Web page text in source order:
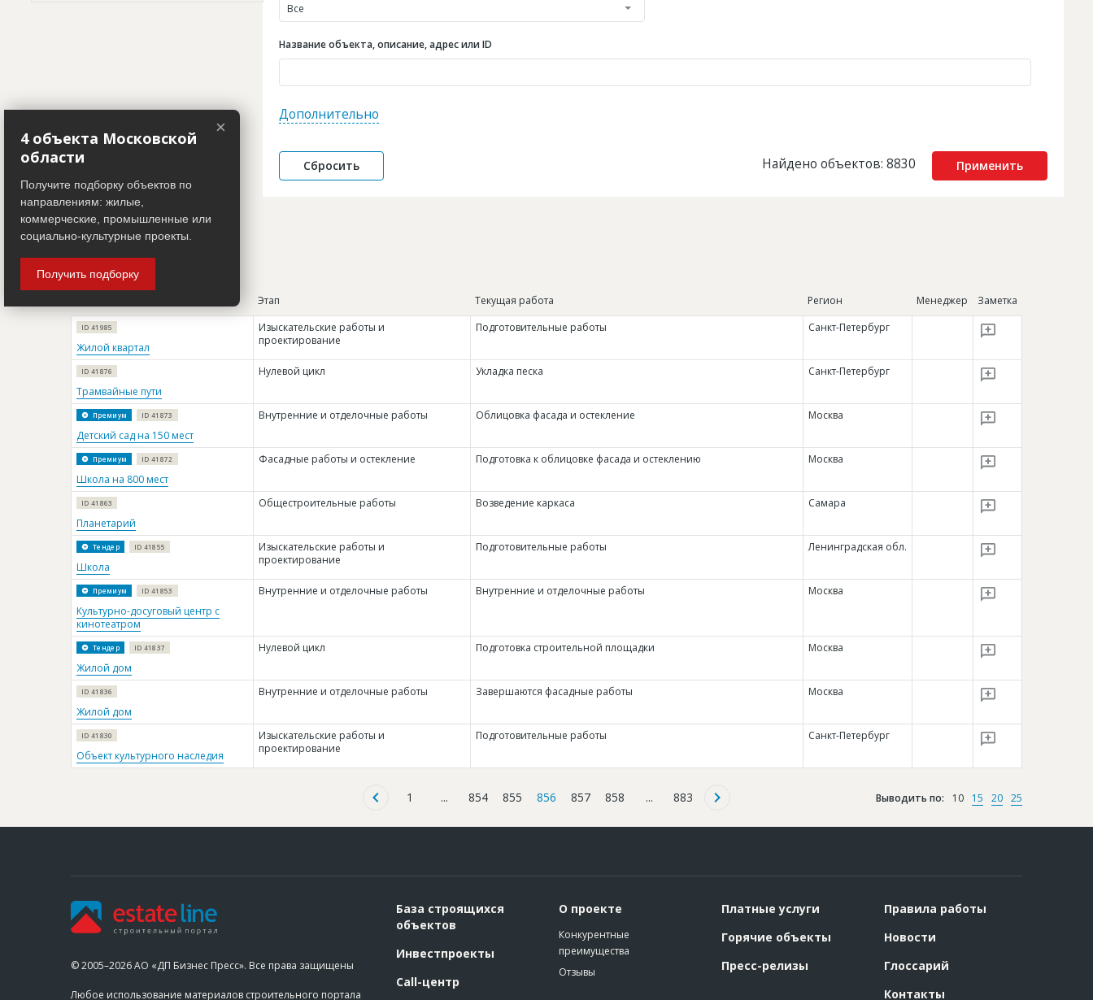
Все
Название объекта, описание, адрес или ID
Дополнительно
Найдено объектов: 8830
Этап Текущая работа Регион Менеджер Заметка
ID 41985
Жилой квартал
Изыскательские работы и
проектирование
Подготовительные работы Санкт-Петербург
ID 41876
Трамвайные пути
Нулевой цикл Укладка песка Санкт-Петербург
Премиум ID 41873
Детский сад на 150 мест
Внутренние и отделочные работы Облицовка фасада и остекление Москва
Премиум ID 41872
Школа на 800 мест
Фасадные работы и остекление Подготовка к облицовке фасада и остеклению Москва
ID 41863
Планетарий
Общестроительные работы Возведение каркаса Самара
Тендер ID 41855
Школа
Изыскательские работы и
проектирование
Подготовительные работы Ленинградская обл.
Премиум ID 41853
Культурно-досуговый центр с
кинотеатром
Внутренние и отделочные работы Внутренние и отделочные работы Москва
Тендер ID 41837
Жилой дом
Нулевой цикл Подготовка строительной площадки Москва
ID 41836
Жилой дом
Внутренние и отделочные работы Завершаются фасадные работы Москва
ID 41830
Объект культурного наследия
Изыскательские работы и
проектирование
Подготовительные работы Санкт-Петербург
1 ... 854 855 856 857 858 ... 883 Выводить по: 10 15 20 25
© 2005–2026 АО «ДП Бизнес Пресс». Все права защищены
Любое использование материалов строительного портала
База строящихся
объектов
Инвестпроекты
Call-центр
О проекте
Конкурентные
преимущества
Отзывы
Платные услуги
Горячие объекты
Пресс-релизы
Правила работы
Новости
Глоссарий
Контакты
×
4 объекта Московской
области
Получите подборку объектов по
направлениям: жилые,
коммерческие, промышленные или
социально-культурные проекты.
Получить подборку